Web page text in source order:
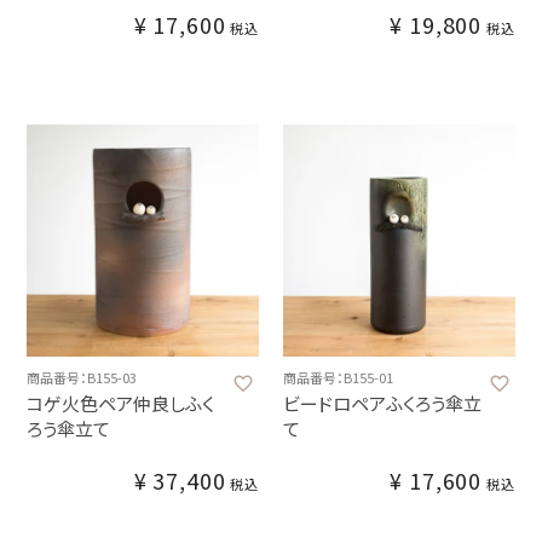
¥ 17,600 税込 ¥ 19,800 税込
商品番号：B155-03
コゲ火色ペア仲良しふく
ろう傘立て
¥ 37,400 税込
商品番号：B155-01
ビードロペアふくろう傘立
て
¥ 17,600 税込